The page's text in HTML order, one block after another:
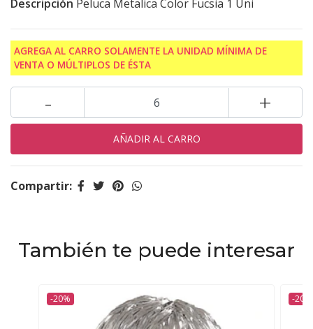
Descripción Peluca Metalica Color Fucsia 1 Uni
AGREGA AL CARRO SOLAMENTE LA UNIDAD MÍNIMA DE
VENTA O MÚLTIPLOS DE ÉSTA
+
-
Compartir:
También te puede interesar
-20% -20%